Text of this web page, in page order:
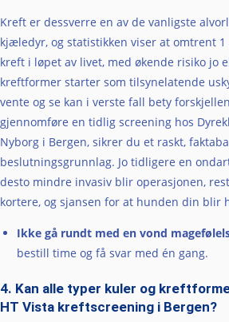
Kreft er dessverre en av de vanligste
kjæledyr, og statistikken viser at omtrent
kreft i løpet av livet, med økende risiko jo
kreftformer starter som tilsynelatende
vente og se kan i verste fall bety
gjennomføre en tidlig screening hos
Nyborg i Bergen, sikrer du et raskt,
beslutningsgrunnlag. Jo tidligere en
desto mindre invasiv blir operasjonen,
kortere, og sjansen for at hunden din blir
Ikke gå rundt med en vond
bestill time og få svar med én gang.
4. Kan alle typer kuler og
HT Vista kreftscreening i Bergen?